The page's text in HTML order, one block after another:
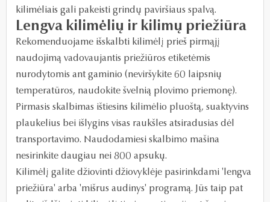
kilimėliais gali pakeisti grindų paviršiaus spalvą.
Lengva kilimėlių ir kilimų priežiūra
Rekomenduojame išskalbti kilimėlį prieš pirmąjį
naudojimą vadovaujantis priežiūros etiketėmis
nurodytomis ant gaminio (neviršykite 60 laipsnių
temperatūros, naudokite švelnią plovimo priemonę).
Pirmasis skalbimas ištiesins kilimėlio pluoštą, suaktyvins
plaukelius bei išlygins visas raukšles atsiradusias dėl
transportavimo. Naudodamiesi skalbimo mašina
nesirinkite daugiau nei 800 apsukų.
Kilimėlį galite džiovinti džiovyklėje pasirinkdami 'lengva
priežiūra' arba 'mišrus audinys' programą. Jūs taip pat